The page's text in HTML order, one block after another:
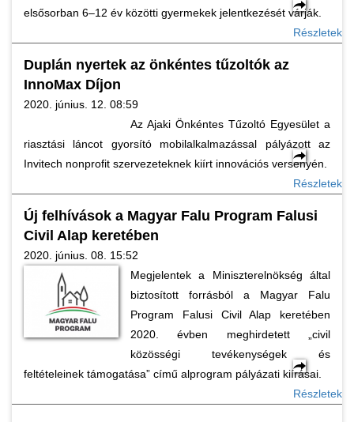
elsősorban 6–12 év közötti gyermekek jelentkezését várják.
Részletek
Duplán nyertek az önkéntes tűzoltók az
InnoMax Díjon
2020. június. 12. 08:59
Az Ajaki Önkéntes Tűzoltó Egyesület a
riasztási láncot gyorsító mobilalkalmazással pályázott az
Invitech nonprofit szervezeteknek kiírt innovációs versenyén.
Részletek
Új felhívások a Magyar Falu Program Falusi
Civil Alap keretében
2020. június. 08. 15:52
Megjelentek a Miniszterelnökség által
biztosított forrásból a Magyar Falu
Program Falusi Civil Alap keretében
2020. évben meghirdetett „civil
közösségi tevékenységek és
feltételeinek támogatása” című alprogram pályázati kiírásai.
Részletek